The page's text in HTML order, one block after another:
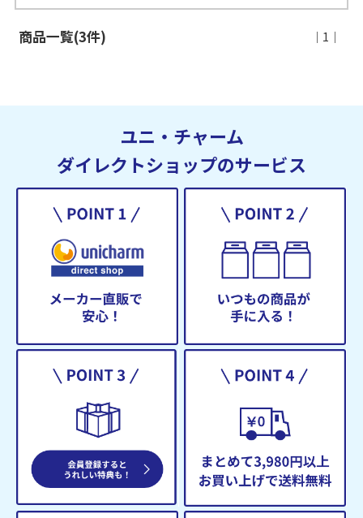
商品一覧(3件) ｜1｜
ユニ・チャーム
ダイレクトショップのサービス